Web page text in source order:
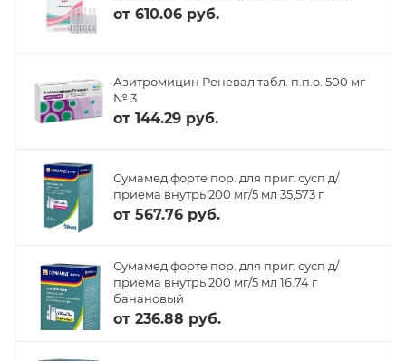
от 610.06 руб.
Азитромицин Реневал табл. п.п.о. 500 мг
№ 3
от 144.29 руб.
Сумамед форте пор. для приг. сусп д/
приема внутрь 200 мг/5 мл 35,573 г
от 567.76 руб.
Сумамед форте пор. для приг. сусп д/
приема внутрь 200 мг/5 мл 16.74 г
банановый
от 236.88 руб.